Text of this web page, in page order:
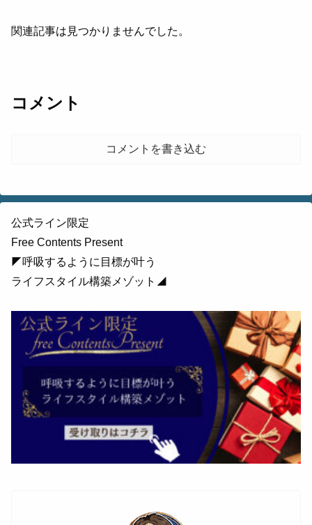
関連記事は見つかりませんでした。
コメント
コメントを書き込む
公式ライン限定
Free Contents Present
◤呼吸するように目標が叶う
ライフスタイル構築メゾット◢